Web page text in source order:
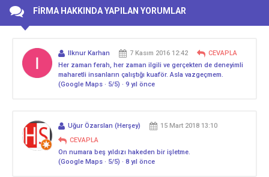
FİRMA HAKKINDA YAPILAN YORUMLAR
Ilknur Karhan 7 Kasım 2016 12:42
CEVAPLA
Her zaman ferah, her zaman ilgili ve gerçekten de deneyimli
maharetli insanların çalıştığı kuaför. Asla vazgeçmem.
(Google Maps · 5/5) · 9 yıl önce
Uğur Özarslan (Herşey)
15 Mart 2018 13:10
CEVAPLA
On numara beş yıldızı hakeden bir işletme.
(Google Maps · 5/5) · 8 yıl önce